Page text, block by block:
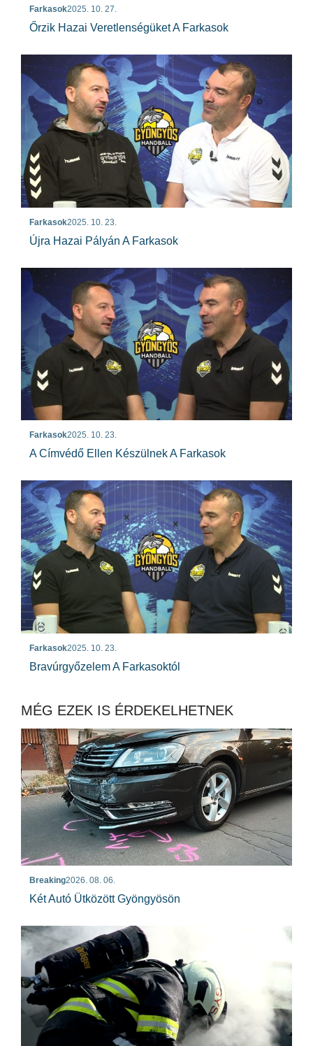
Farkasok2025. 10. 27.
Őrzik Hazai Veretlenségüket A Farkasok
Farkasok2025. 10. 23.
Újra Hazai Pályán A Farkasok
Farkasok2025. 10. 23.
A Címvédő Ellen Készülnek A Farkasok
Farkasok2025. 10. 23.
Bravúrgyőzelem A Farkasoktól
MÉG EZEK IS ÉRDEKELHETNEK
Breaking2026. 08. 06.
Két Autó Ütközött Gyöngyösön